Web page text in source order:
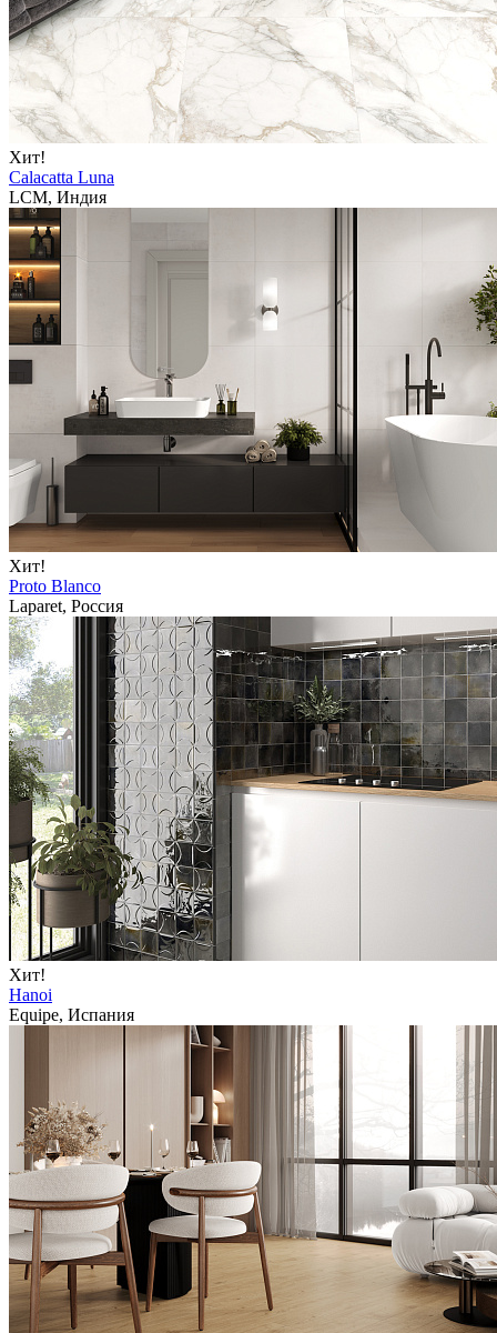
Хит!
Calacatta Luna
LCM, Индия
Хит!
Proto Blanco
Laparet, Россия
Хит!
Hanoi
Equipe, Испания